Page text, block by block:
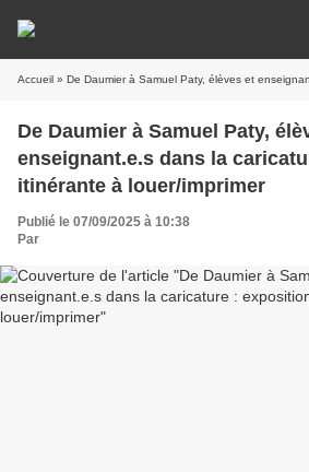
Accueil » De Daumier à Samuel Paty, élèves et enseignant.e.s dans la
De Daumier à Samuel Paty,
enseignant.e.s dans la
itinérante à louer/imprimer
Publié le 07/09/2025 à 10:38
Par